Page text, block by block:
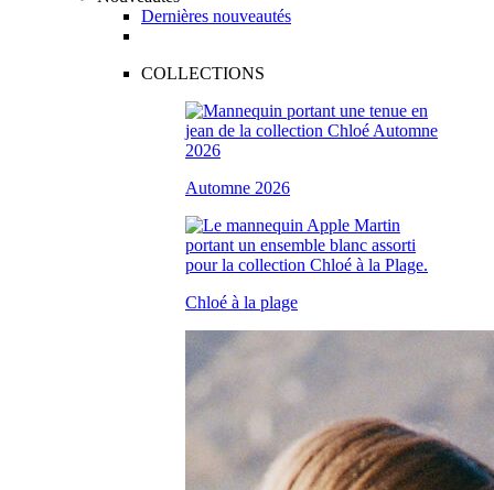
Dernières nouveautés
COLLECTIONS
Automne 2026
Chloé à la plage